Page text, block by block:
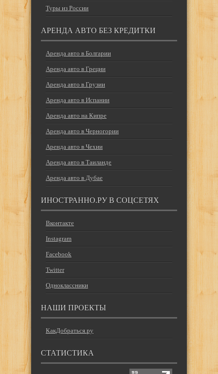
Туры из России
АРЕНДА АВТО БЕЗ КРЕДИТКИ
Аренда авто в Болгарии
Аренда авто в Греции
Аренда авто в Грузии
Аренда авто в Испании
Аренда авто на Кипре
Аренда авто в Черногории
Аренда авто в Чехии
Аренда авто в Таиланде
Аренда авто в Дубае
ИНОСТРАННО.РУ В СОЦСЕТЯХ
Вконтакте
Instagram
Facebook
Twitter
Одноклассники
НАШИ ПРОЕКТЫ
КакДобраться.ру
СТАТИСТИКА